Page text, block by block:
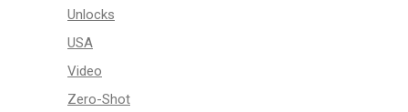
Unlocks
USA
Video
Zero-Shot